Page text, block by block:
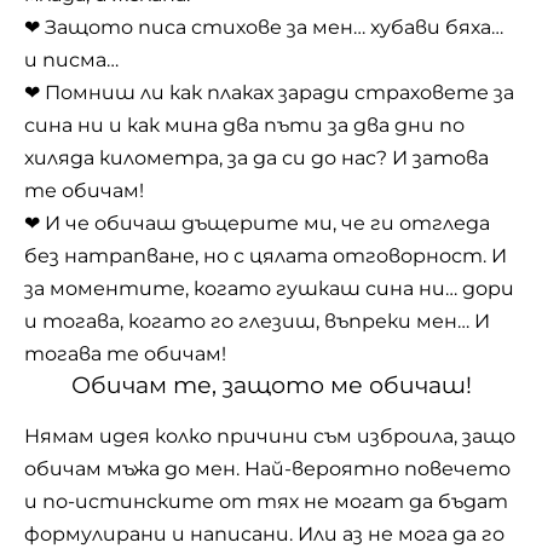
❤ Защото писа стихове за мен… хубави бяха…
и писма…
❤ Помниш ли как плаках заради страховете за
сина ни и как мина два пъти за два дни по
хиляда километра, за да си до нас? И затова
те обичам!
❤ И че обичаш дъщерите ми, че ги отгледа
без натрапване, но с цялата отговорност. И
за моментите, когато гушкаш сина ни… дори
и тогава, когато го глезиш, въпреки мен… И
тогава те обичам!
Обичам те, защото ме обичаш!
Нямам идея колко причини съм изброила, защо
обичам мъжа до мен. Най-вероятно повечето
и по-истинските от тях не могат да бъдат
формулирани и написани. Или аз не мога да го